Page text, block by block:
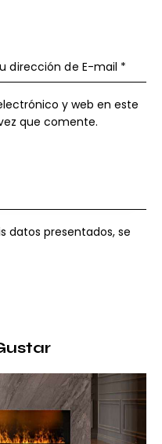
y web en este
que comente.
datos presentados, se